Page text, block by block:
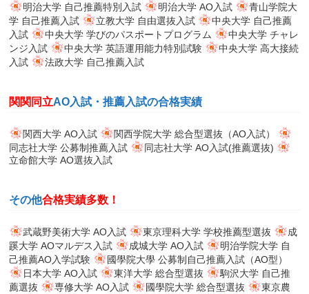
明治大学 自己推薦特別入試 明治大学 AO入試
青山学院大
学 自己推薦入試
立教大学 自由選抜入試
中央大学 自己推薦
入試
中央大学 学びのパスポートプログラム
中央大学 チャレ
ンジ入試
中央大学 英語運用能力特別試験
中央大学 高大接続
入試
法政大学 自己推薦入試
関関同立AO入試・推薦入試の合格実績
関西大学 AO入試
関西学院大学 総合型選抜（AO入試）
同志社大学 公募制推薦入試
同志社大学 AO入試(推薦選抜)
立命館大学 AO選抜入試
その他合格実績多数！
武蔵野美術大学 AO入試 東京理科大学 学校推薦型選抜
成
蹊大学 AOマルデス入試
成城大学 AO入試
明治学院大学 自
己推薦AO入学試験
國學院大學 公募制自己推薦入試（AO型）
日本大学 AO入試
東洋大学 総合型選抜
駒沢大学 自己推
薦選抜
専修大学 AO入試 國學院大学 総合型選抜
東京農